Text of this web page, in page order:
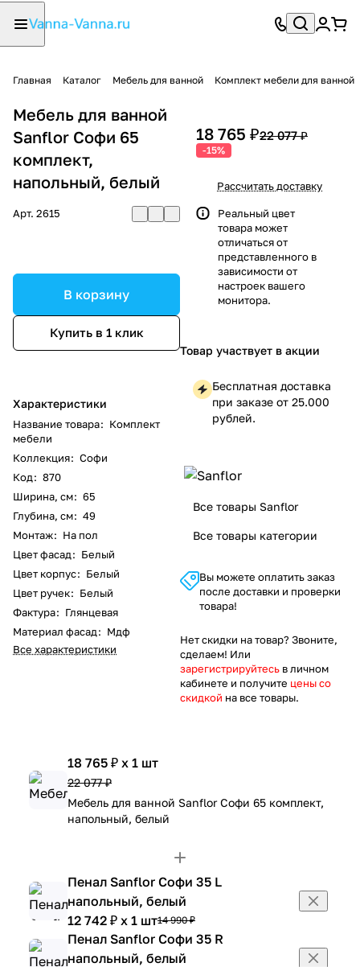
Главная Каталог Мебель для ванной Комплект мебели для ванной
Мебель для ванной
Sanflor Софи 65
комплект,
напольный, белый
Арт. 2615
В корзину
Купить в 1 клик
Характеристики
Название товара: Комплект
мебели
Коллекция: Софи
Код: 870
Ширина, см: 65
Глубина, см: 49
Монтаж: На пол
Цвет фасад: Белый
Цвет корпус: Белый
Цвет ручек: Белый
Фактура: Глянцевая
Материал фасад: Мдф
Все характеристики
18 765 ₽22 077 ₽
-15%
Рассчитать доставку
Реальный цвет
товара может
отличаться от
представленного в
зависимости от
настроек вашего
монитора.
Товар участвует в акции
Бесплатная доставка
при заказе от 25.000
рублей.
Все товары Sanflor
Все товары категории
Вы можете оплатить заказ
после доставки и проверки
товара!
Нет скидки на товар? Звоните,
сделаем! Или
зарегистрируйтесь в личном
кабинете и получите цены со
скидкой на все товары.
18 765 ₽ x 1 шт
22 077 ₽
Мебель для ванной Sanflor Софи 65 комплект,
напольный, белый
Пенал Sanflor Софи 35 L
напольный, белый
12 742 ₽ x 1 шт14 990 ₽
Пенал Sanflor Софи 35 R
напольный, белый